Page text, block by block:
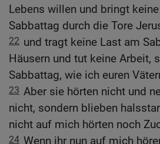
Lebens willen und bringt
Sabbattag durch die Tore
22 und tragt keine Last am
Häusern und tut keine Arbeit,
Sabbattag, wie ich euren
23 Aber sie hörten nicht und
nicht, sondern blieben
nicht auf mich hörten noch
24 Wenn ihr nun auf mich